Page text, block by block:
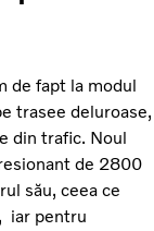
de fapt la modul
trasee deluroase,
din trafic. Noul
de 2800
său, ceea ce
iar pentru